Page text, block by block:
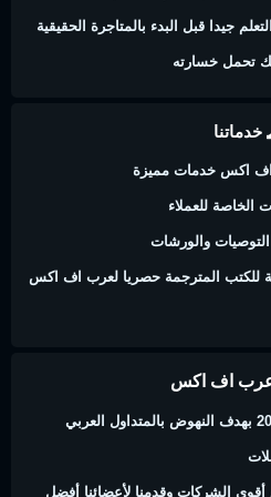
جيدا قبل البدء بالمتاجرة الحقيقية
تحمل خسارته
خدماتنا
اكس خدمات مميزة
الخاصة للعملاء
والورشات
للكتب المترجمة حصريا لعرب اف اكس
اف اكس
الشركات وقدمنا لأعضائنا أفضل